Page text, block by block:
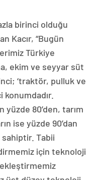
birinci olduğu
Kacır, “Bugün
Türkiye
ekim ve seyyar süt
‘traktör, pulluk ve
konumdadır.
yüzde 80’den, tarım
ise yüzde 90’dan
Tabii
için teknoloji